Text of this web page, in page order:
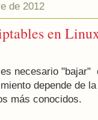
de 2012
en
necesario "bajar"
depende de
más conocidos.